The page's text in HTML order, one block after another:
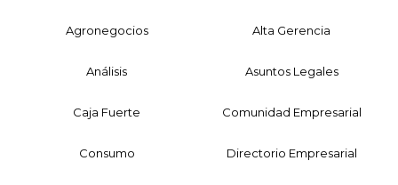
Agronegocios Alta Gerencia
Análisis Asuntos Legales
Caja Fuerte Comunidad Empresarial
Consumo Directorio Empresarial